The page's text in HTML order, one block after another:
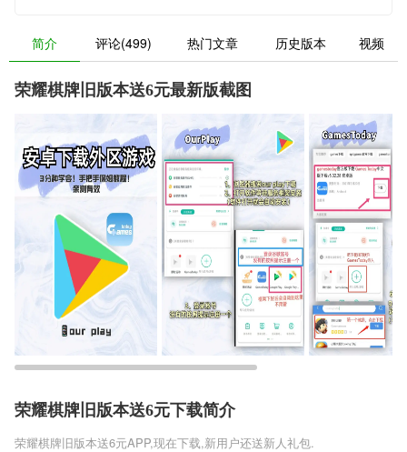
简介 评论(499) 热门文章 历史版本 视频
荣耀棋牌旧版本送6元最新版截图
荣耀棋牌旧版本送6元下载简介
荣耀棋牌旧版本送6元APP,现在下载,新用户还送新人礼包.